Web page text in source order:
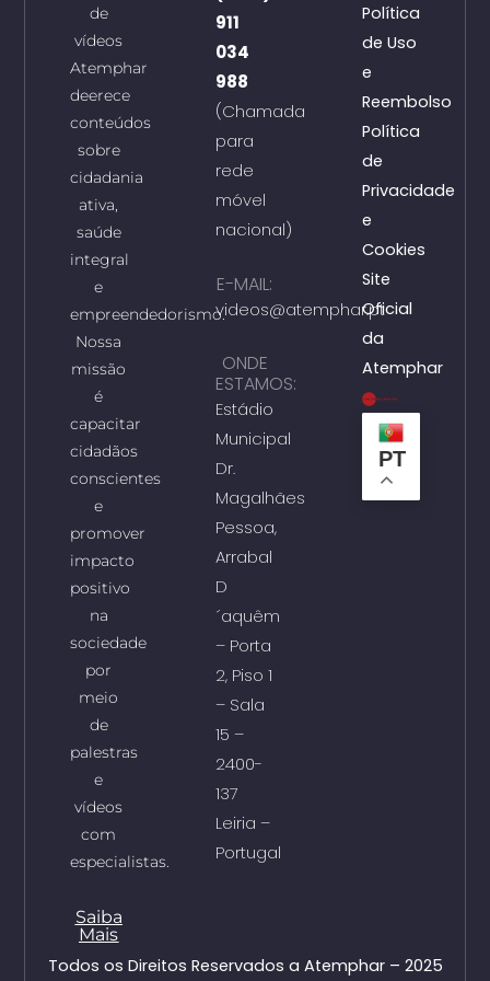
de
vídeos
Atemphar
deerece
conteúdos
sobre
cidadania
ativa,
saúde
integral
e
empreendedorismo.
Nossa
missão
é
capacitar
cidadãos
conscientes
e
promover
impacto
positivo
na
sociedade
por
meio
de
palestras
e
vídeos
com
especialistas.
Saiba
Mais
911
034
988
(Chamada
para
rede
móvel
nacional)
E-MAIL:
videos@atemphar.pt
ONDE
ESTAMOS:
Estádio
Municipal
Dr.
Magalhães
Pessoa,
Arrabal
D
´aquêm
– Porta
2, Piso 1
– Sala
15 –
2400-
137
Leiria –
Portugal
Política
de Uso
e
Reembolso
Política
de
Privacidade
e
Cookies
Site
Oficial
da
Atemphar
PT
Todos os Direitos Reservados a Atemphar – 2025